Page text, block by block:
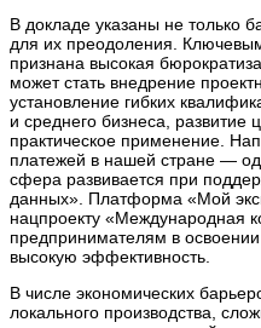
В докладе указаны не только
для их преодоления.
признана высокая
может стать внедрение
установление гибких
и среднего бизнеса, развитие
практическое применение.
платежей в нашей стране —
сфера развивается при
данных». Платформа «Мой
нацпроекту «Международная
предпринимателям в
высокую эффективность.
В числе экономических
локального производства,